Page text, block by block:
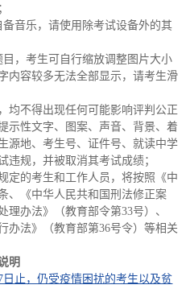
音乐，请使用除考试设备外的其
，考生可自行缩放调整图片大小
内容较多无法全部显示，请考生滑
均不得出现任何可能影响评判公正
示性文字、图案、声音、背景、着
源地、考生号、证件号、就读中学
违规，并被取消其考试成绩；
定的考生和工作人员，将按照《中
、《中华人民共和国刑法修正案
理办法》（教育部令第33号）、
办法》（教育部第36号令）等相关
明
日止，仍受疫情困扰的考生以及贫